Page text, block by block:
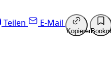
Teilen E-Mail
Kopieren